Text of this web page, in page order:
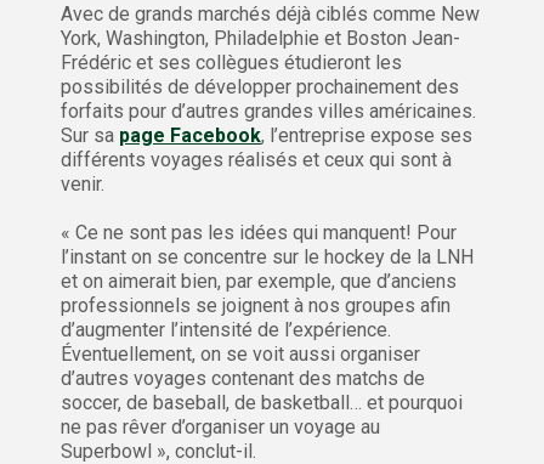
Avec de grands marchés déjà ciblés comme New
York, Washington, Philadelphie et Boston Jean-
Frédéric et ses collègues étudieront les
possibilités de développer prochainement des
forfaits pour d’autres grandes villes américaines.
Sur sa page Facebook, l’entreprise expose ses
différents voyages réalisés et ceux qui sont à
venir.
« Ce ne sont pas les idées qui manquent! Pour
l’instant on se concentre sur le hockey de la LNH
et on aimerait bien, par exemple, que d’anciens
professionnels se joignent à nos groupes afin
d’augmenter l’intensité de l’expérience.
Éventuellement, on se voit aussi organiser
d’autres voyages contenant des matchs de
soccer, de baseball, de basketball… et pourquoi
ne pas rêver d’organiser un voyage au
Superbowl », conclut-il.